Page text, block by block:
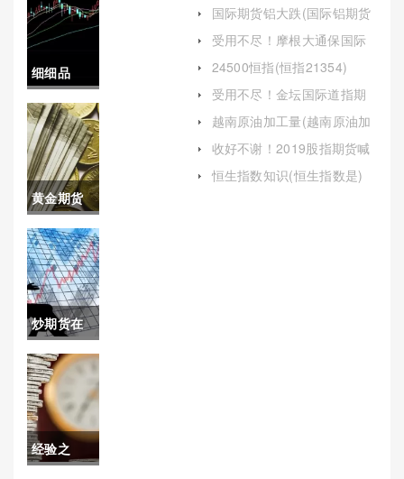
细细品
读！苍南
财经期货
喊单(苍南
财经期货
直播间)
黄金期货
一手保证
金是多少
(黄金期货
一手保证
金是多少
钱)
炒期货在
哪开户(炒
期货开户
条件是什
么需要多
经验之
人有监管责任吗)
国际期货铝大跌(国际铝期货
暴涨)
受用不尽！摩根大通保国际
期货喊单：专业指导与风险
防范
24500恒指(恒指21354)
受用不尽！金坛国际道指期
货手续费（了解并合理控制
手续费至关重要）
越南原油加工量(越南原油加
工量是多少)
收好不谢！2019股指期货喊
单(市场动态与投资策略)
恒生指数知识(恒生指数是)